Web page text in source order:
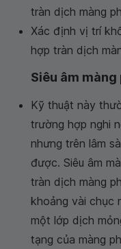
tràn dịch màng
Xác định vị trí
hợp tràn dịch
Siêu âm màng
Kỹ thuật này
trường hợp nghi
nhưng trên lâm
được. Siêu âm
tràn dịch màng
khoảng vài chục
một lớp dịch
tạng của màng